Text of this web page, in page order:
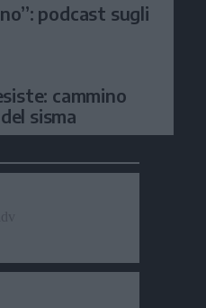
podcast sugli
cammino
sisma